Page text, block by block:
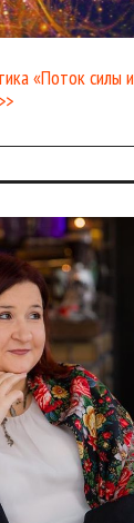
«Поток силы и